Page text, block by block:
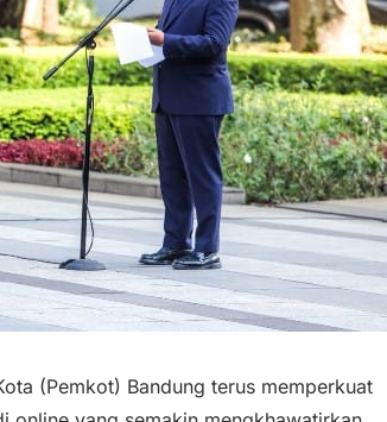
(Pemkot) Bandung terus memperkuat